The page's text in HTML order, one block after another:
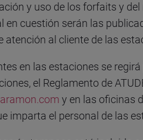
y uso de los forfaits y
en cuestión serán las
atención al cliente de las
en las estaciones se
el Reglamento de
y en las oficinas
imparta el personal de las